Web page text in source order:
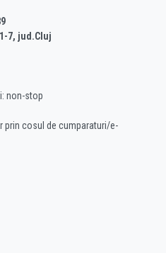
7, jud.Cluj
non-stop
prin cosul de cumparaturi/e-